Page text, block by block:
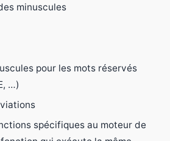
minuscules
pour les mots réservés
…)
spécifiques au moteur de